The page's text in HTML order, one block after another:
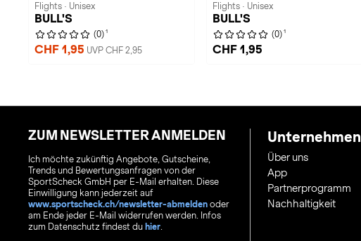
Flights · Unisex
BULL'S
(0) 1
CHF 1,95 UVP CHF 2,95
Flights · Unisex
BULL'S
(0) 1
CHF 1,95
ZUM NEWSLETTER ANMELDEN
Ich möchte zukünftig Angebote, Gutscheine,
Trends und Bewertungsanfragen von der
SportScheck GmbH per E-Mail erhalten. Diese
Einwilligung kann jederzeit auf
www.sportscheck.ch/newsletter-abmelden oder
am Ende jeder E-Mail widerrufen werden. Infos
zum Datenschutz findest du hier
Unternehmen
Über uns
App
Partnerprogramm
Nachhaltigkeit